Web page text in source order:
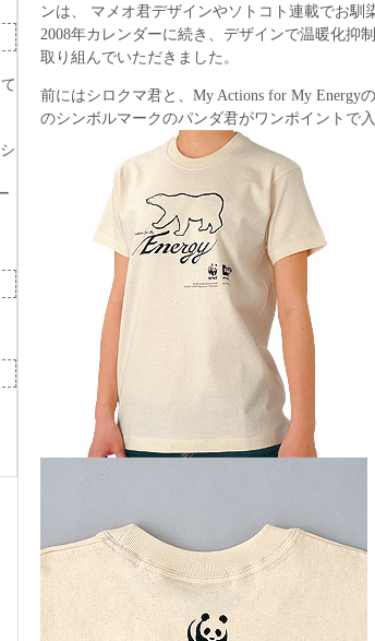
ンは、 マメオ君デザインやソトコト連載でお馴
2008年カレンダーに続き、デザインで温暖化抑
取り組んでいただきました。
前にはシロクマ君と、My Actions for My Energy
のシンボルマークのパンダ君がワンポイントで入